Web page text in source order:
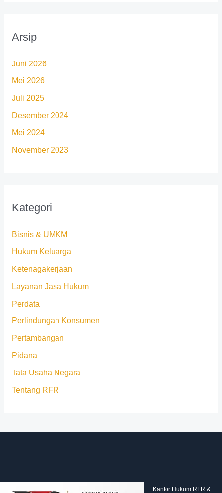
Arsip
Juni 2026
Mei 2026
Juli 2025
Desember 2024
Mei 2024
November 2023
Kategori
Bisnis & UMKM
Hukum Keluarga
Ketenagakerjaan
Layanan Jasa Hukum
Perdata
Perlindungan Konsumen
Pertambangan
Pidana
Tata Usaha Negara
Tentang RFR
Kantor Hukum RFR &